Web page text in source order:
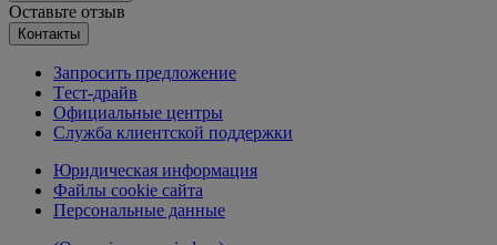
Оставьте отзыв
Контакты
Запросить предложение
Tест-драйв
Официальные центры
Служба клиентской поддержки
Юридическая информация
Файлы cookie сайта
Персональные данные